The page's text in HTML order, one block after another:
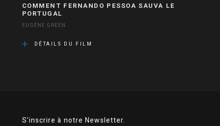
COMMENT FERNANDO PESSOA SAUVA LE
PORTUGAL
EUGÈNE GREEN
DÉTAILS DU FILM
S'inscrire à notre Newsletter.